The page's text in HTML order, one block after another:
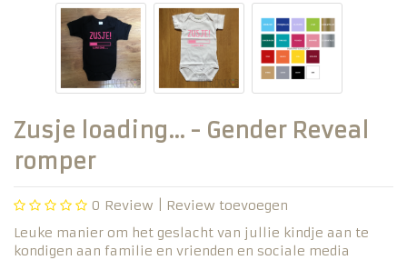
Zusje loading... - Gender Reveal
romper
0 Review |
Review toevoegen
Leuke manier om het geslacht van jullie kindje aan te
kondigen aan familie en vrienden en sociale media